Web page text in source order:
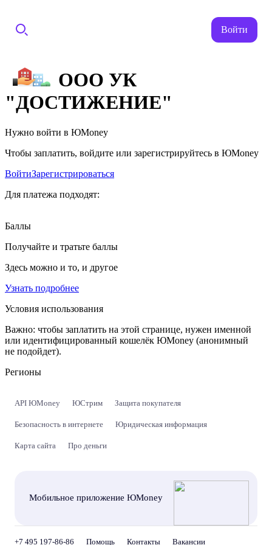
Войти
ООО УК
"ДОСТИЖЕНИЕ"
Нужно войти в ЮMoney
Чтобы заплатить, войдите или зарегистрируйтесь в ЮMoney
ВойтиЗарегистрироваться
Для платежа подходят:
Баллы
Получайте и тратьте баллы
Здесь можно и то, и другое
Узнать подробнее
Условия использования
Важно: чтобы заплатить на этой странице, нужен именной
или идентифицированный кошелёк ЮMoney (анонимный
не подойдет).
Регионы
API ЮMoney ЮСтрим Защита покупателя
Безопасность в интернете Юридическая информация
Карта сайта Про деньги
Мобильное приложение ЮMoney
+7 495 197-86-86 Помощь Контакты Вакансии